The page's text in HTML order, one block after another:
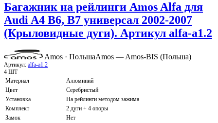
Багажник на рейлинги Amos Alfa для
Audi A4 B6, B7 универсал 2002-2007
(Крыловидные дуги). Артикул alfa-a1.2
Amos · ПольшаAmos — Amos-BIS (Польша)
Артикул: alfa-a1.2
4 ШТ
Материал
Алюминий
Цвет
Серебристый
Установка
На рейлинги методом зажима
Комплект
2 дуги + 4 опоры
Замок
Нет